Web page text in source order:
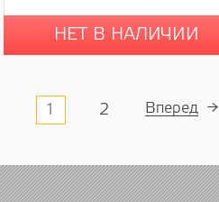
НЕТ В НАЛИЧИИ
1 2 Вперед →